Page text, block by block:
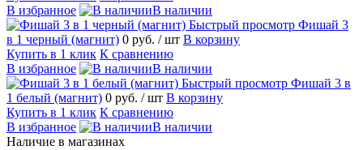
В избранное
В наличии
Быстрый просмотр Фишай 3
в 1 черный (магнит) 0 руб. / шт В корзину
Купить в 1 клик К сравнению
В избранное
В наличии
Быстрый просмотр Фишай 3 в
1 белый (магнит) 0 руб. / шт В корзину
Купить в 1 клик К сравнению
В избранное
В наличии
Наличие в магазинах